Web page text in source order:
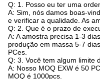
Q: 1. Posso eu ter uma
A: Sim, nós damos boas-
e verificar a qualidade. As
Q: 2. Que é o prazo de
A: A amostra precisa 1-3
produção em massa 5-7
PCes.
Q: 3. Você tem algum limite
A: Nosso MOQ EXW é 50
MOQ é 1000pcs.